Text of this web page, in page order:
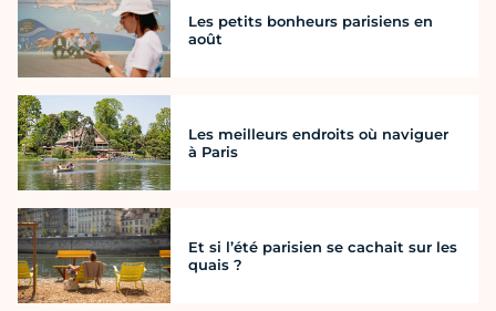
Les petits bonheurs parisiens en
août
Les meilleurs endroits où naviguer
à Paris
Et si l’été parisien se cachait sur les
quais ?